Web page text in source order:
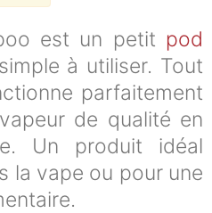
est un petit pod
à utiliser. Tout
parfaitement
de qualité en
Un produit idéal
la vape ou pour une